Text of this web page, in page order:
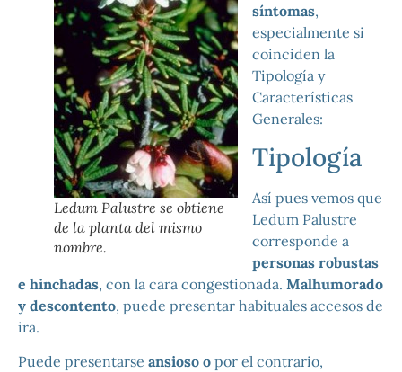
Ledum Palustre se obtiene
de la planta del mismo
nombre.
síntomas,
especialmente si
coinciden la
Tipología y
Características
Generales:
Tipología
Así pues vemos que
Ledum Palustre
corresponde a
personas robustas
e hinchadas, con la cara congestionada. Malhumorado
y descontento, puede presentar habituales accesos de
ira.
Puede presentarse ansioso o por el contrario,